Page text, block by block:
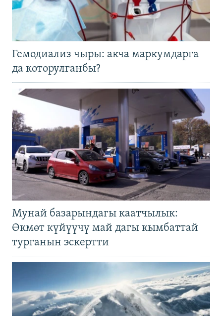
Гемодиализ чыры: акча маркумдарга
да которулганбы?
Мунай базарындагы каатчылык:
Өкмөт күйүүчү май дагы кымбаттай
турганын эскертти